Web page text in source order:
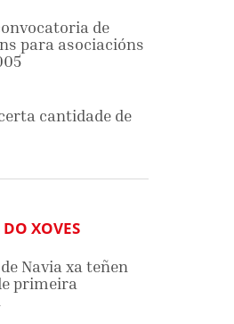
de
para asociacións
cantidade de
XOVES
Navia xa teñen
primeira